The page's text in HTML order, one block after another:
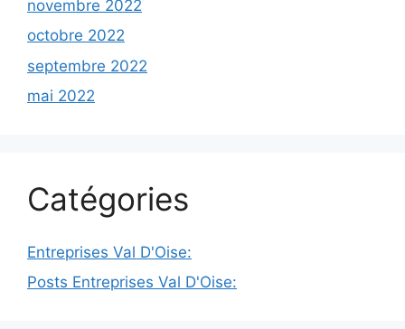
novembre 2022
octobre 2022
septembre 2022
mai 2022
Catégories
Entreprises Val D'Oise:
Posts Entreprises Val D'Oise: